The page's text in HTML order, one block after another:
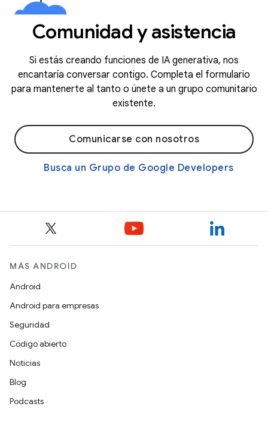
Comunidad y asistencia
Si estás creando funciones de IA generativa, nos
encantaría conversar contigo. Completa el formulario
para mantenerte al tanto o únete a un grupo comunitario
existente.
Comunicarse con nosotros
Busca un Grupo de Google Developers
MÁS ANDROID
Android
Android para empresas
Seguridad
Código abierto
Noticias
Blog
Podcasts